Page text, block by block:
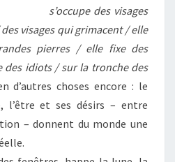
s’occupe des visages
visages qui grimacent / elle
pierres / elle fixe des
des idiots / sur la tronche des
d’autres choses encore : le
l’être et ses désirs – entre
– donnent du monde une